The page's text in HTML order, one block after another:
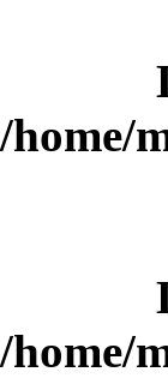
/home/
/home/